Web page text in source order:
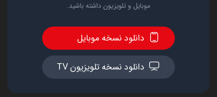
موبایل و تلویزیون داشته باشید.
دانلود نسخه موبایل
دانلود نسخه تلویزیون TV